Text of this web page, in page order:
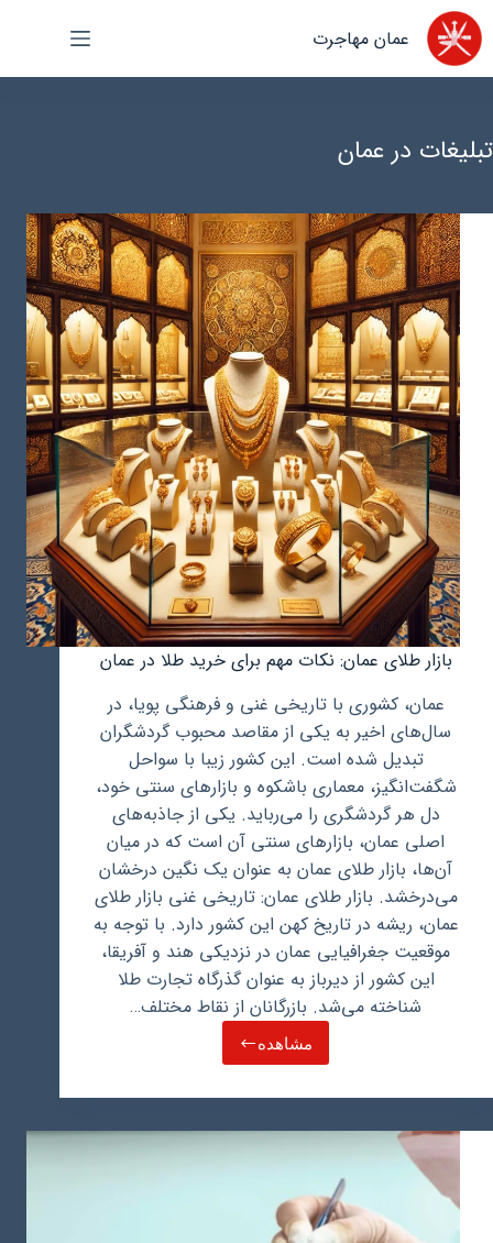
پرش
به
محتوا
عمان مهاجرت
تبلیغات در عمان
بازار طلای عمان: نکات مهم برای خرید طلا در عمان
عمان، کشوری با تاریخی غنی و فرهنگی پویا، در
سال‌های اخیر به یکی از مقاصد محبوب گردشگران
تبدیل شده است. این کشور زیبا با سواحل
شگفت‌انگیز، معماری باشکوه و بازارهای سنتی خود،
دل هر گردشگری را می‌رباید. یکی از جاذبه‌های
اصلی عمان، بازارهای سنتی آن است که در میان
آن‌ها، بازار طلای عمان به عنوان یک نگین درخشان
می‌درخشد. بازار طلای عمان: تاریخی غنی بازار طلای
عمان، ریشه در تاریخ کهن این کشور دارد. با توجه به
موقعیت جغرافیایی عمان در نزدیکی هند و آفریقا،
این کشور از دیرباز به عنوان گذرگاه تجارت طلا
شناخته می‌شد. بازرگانان از نقاط مختلف…
مشاهده
بازار
عمان:
مهم
در